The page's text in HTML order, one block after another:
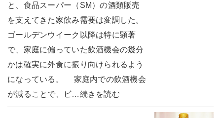
と、食品スーパー（SM）の酒類販売
を支えてきた家飲み需要は変調した。
ゴールデンウイーク以降は特に顕著
で、家庭に偏っていた飲酒機会の幾分
かは確実に外食に振り向けられるよう
になっている。 家庭内での飲酒機会
が減ることで、ビ…続きを読む